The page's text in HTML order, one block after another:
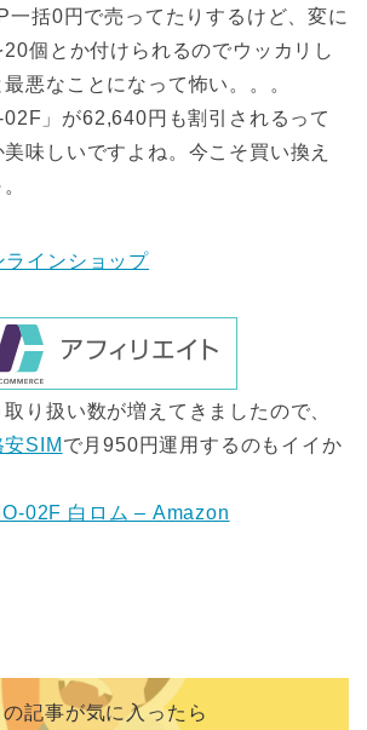
一括0円で売ってたりするけど、変に
個とか付けられるのでウッカリし
悪なことになって怖い。。。
02F」が62,640円も割引されるって
味しいですよね。今こそ買い換え
ラインショップ
り扱い数が増えてきましたので、
安SIM で月950円運用するのもイイか
02F 白ロム – Amazon
の記事が気に入ったら